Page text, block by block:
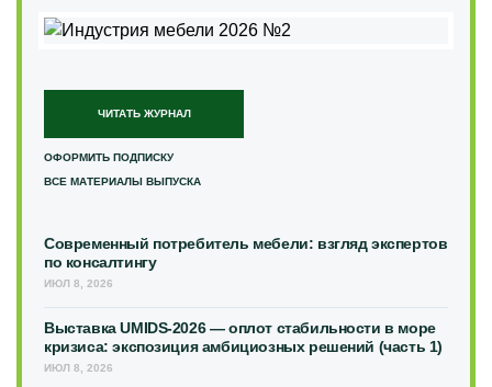
ЧИТАТЬ ЖУРНАЛ
ОФОРМИТЬ ПОДПИСКУ
ВСЕ МАТЕРИАЛЫ ВЫПУСКА
Современный потребитель мебели: взгляд экспертов
по консалтингу
ИЮЛ 8, 2026
Выставка UMIDS-2026 — оплот стабильности в море
кризиса: экспозиция амбициозных решений (часть 1)
ИЮЛ 8, 2026